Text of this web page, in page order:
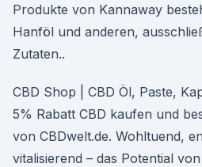
Produkte von Kannaway
Hanföl und anderen,
Zutaten..
CBD Shop | CBD Öl, Paste,
5% Rabatt CBD kaufen und
von CBDwelt.de. Wohltuend,
vitalisierend – das Potential